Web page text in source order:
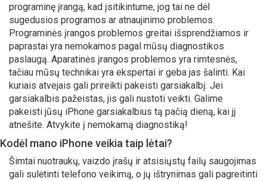
programinę įrangą, kad įsitikintume, jog tai ne dėl
sugedusios programos ar atnaujinimo problemos.
Programinės įrangos problemos greitai išsprendžiamos ir
paprastai yra nemokamos pagal mūsų diagnostikos
paslaugą. Aparatinės įrangos problemos yra rimtesnės,
tačiau mūsų technikai yra ekspertai ir geba jas šalinti. Kai
kuriais atvejais gali prireikti pakeisti garsiakalbį. Jei
garsiakalbis pažeistas, jis gali nustoti veikti. Galime
pakeisti jūsų iPhone garsiakalbius tą pačią dieną, kai jį
atnešite. Atvykite į nemokamą diagnostiką!
Kodėl mano iPhone veikia taip lėtai?
Šimtai nuotraukų, vaizdo įrašų ir atsisiųstų failų saugojimas
gali sulėtinti telefono veikimą, o jų ištrynimas gali pagreitinti